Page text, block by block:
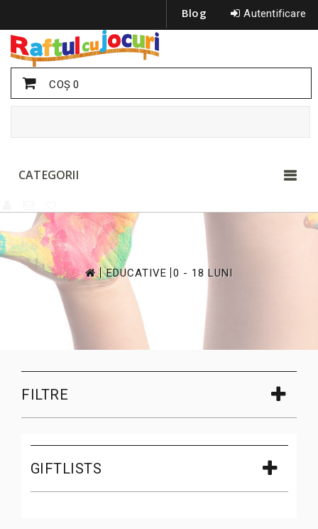
Autentificare
Blog
COŞ0
CATEGORII
>
EDUCATIVE 0 - 18 LUNI
FILTRE
GIFTLISTS